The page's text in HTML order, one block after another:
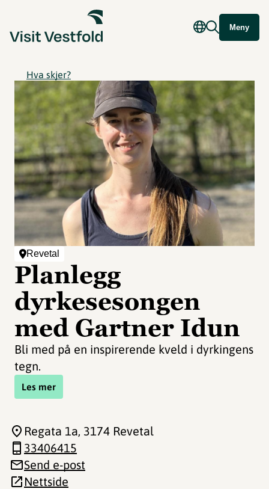
Meny
Hva skjer?
Revetal
Planlegg
dyrkesesongen
med Gartner Idun
Bli med på en inspirerende kveld i dyrkingens
tegn.
Les mer
Regata 1a, 3174 Revetal
33406415
Send e-post
Nettside